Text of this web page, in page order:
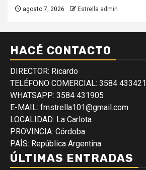
agosto 7, 2026 Estrella admin
HACÉ CONTACTO
DIRECTOR: Ricardo
TELÉFONO COMERCIAL: 3584 433421
WHATSAPP: 3584 431905
E-MAIL: fmstrella101@gmail.com
LOCALIDAD: La Carlota
PROVINCIA: Córdoba
PAÍS: República Argentina
ÚLTIMAS ENTRADAS